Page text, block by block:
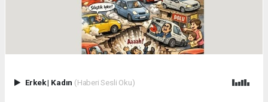
Erkek| Kadın (Haberi Sesli Oku)